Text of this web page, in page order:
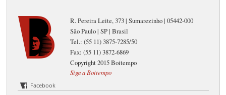
R. Pereira Leite, 373 | Sumarezinho | 05442-000
São Paulo | SP | Brasil
Tel.: (55 11) 3875-7285/50
Fax: (55 11) 3872-6869
Copyright 2015 Boitempo
Siga a Boitempo
Facebook